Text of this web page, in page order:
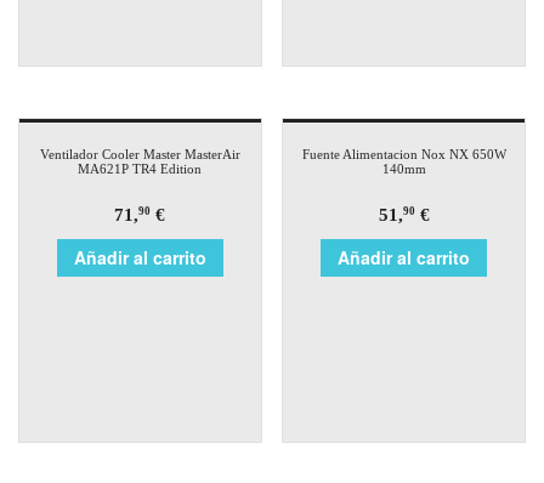
Ventilador Cooler Master MasterAir
MA621P TR4 Edition
71,90 €
Añadir al carrito
Fuente Alimentacion Nox NX 650W
140mm
51,90€
Añadir al carrito